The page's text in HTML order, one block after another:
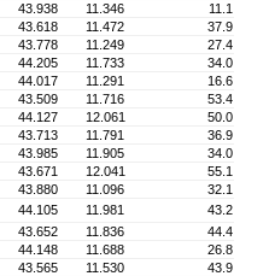
43.938 11.346
11.1
43.618 11.472
37.9
43.778 11.249
27.4
44.205 11.733
34.0
44.017 11.291
16.6
43.509 11.716
53.4
44.127 12.061
50.0
43.713 11.791
36.9
43.985 11.905
34.0
43.671 12.041
55.1
43.880 11.096
32.1
44.105 11.981
43.2
43.652 11.836
44.4
44.148 11.688
26.8
43.565 11.530
43.9